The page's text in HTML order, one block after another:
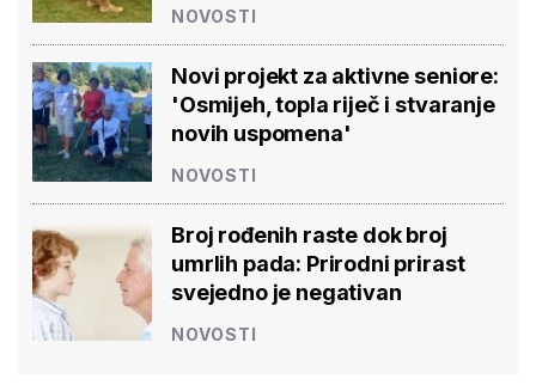
NOVOSTI
Novi projekt za aktivne seniore:
'Osmijeh, topla riječ i stvaranje
novih uspomena'
NOVOSTI
Broj rođenih raste dok broj
umrlih pada: Prirodni prirast
svejedno je negativan
NOVOSTI